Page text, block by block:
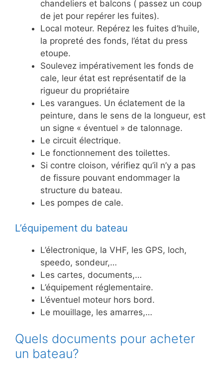
chandeliers et balcons ( passez un coup
de jet pour repérer les fuites).
Local moteur. Repérez les fuites d’huile,
la propreté des fonds, l’état du press
etoupe.
Soulevez impérativement les fonds de
cale, leur état est représentatif de la
rigueur du propriétaire
Les varangues. Un éclatement de la
peinture, dans le sens de la longueur, est
un signe « éventuel » de talonnage.
Le circuit électrique.
Le fonctionnement des toilettes.
Si contre cloison, vérifiez qu’il n’y a pas
de fissure pouvant endommager la
structure du bateau.
Les pompes de cale.
L’équipement du bateau
L’électronique, la VHF, les GPS, loch,
speedo, sondeur,…
Les cartes, documents,…
L’équipement réglementaire.
L’éventuel moteur hors bord.
Le mouillage, les amarres,…
Quels documents pour acheter
un bateau?